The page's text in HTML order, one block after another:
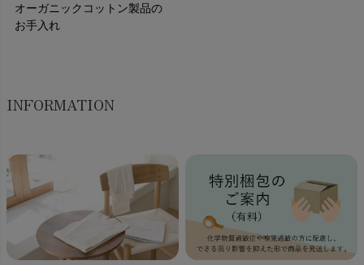
オーガニックコットン製品の
お手入れ
INFORMATION